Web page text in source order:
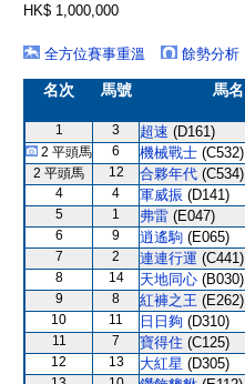
HK$ 1,000,000
全方位賽事重溫
餘勢分析
名次 馬號 馬名
1 3 超速 (D161)
2 平頭馬 6 機械戰士 (C532)
2 平頭馬 12 合夥年代 (C534)
4 4 軍威振 (D141)
5 1 弗雷 (E047)
6 9 逍遙駒 (E065)
7 2 連連行運 (C441)
8 14 天地同心 (B030)
9 8 紅褲之王 (E262)
10 11 日日夠 (D310)
11 7 寶得住 (C125)
12 13 大紅星 (D305)